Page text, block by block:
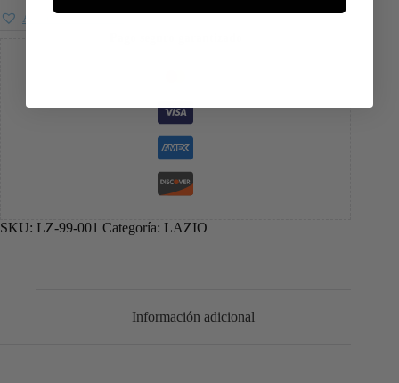
Añadir a favoritos
SKU: LZ-99-001 Categoría: LAZIO
Información adicional